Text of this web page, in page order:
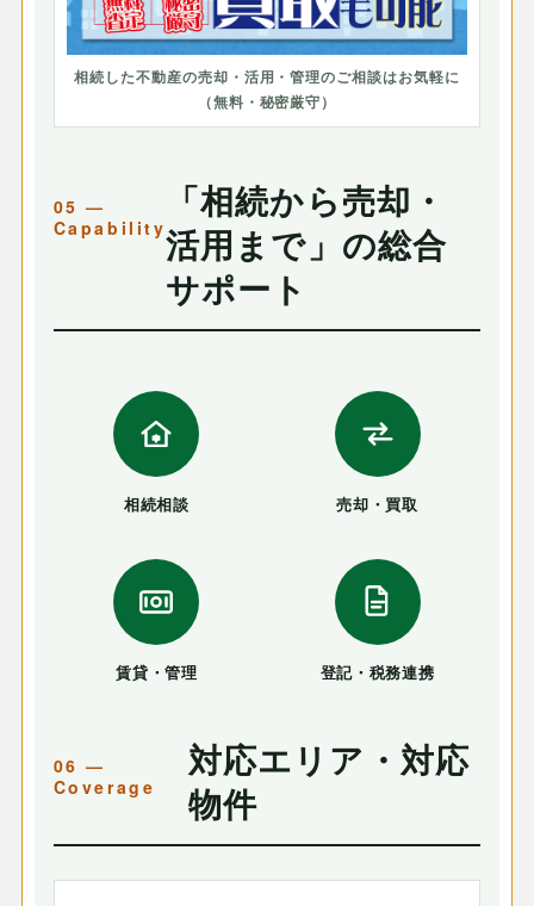
相続した不動産の売却・活用・管理のご相談はお気軽に
（無料・秘密厳守）
「相続から売却・
活用まで」の総合
サポート
相続相談 売却・買取
賃貸・管理 登記・税務連携
対応エリア・対応
物件